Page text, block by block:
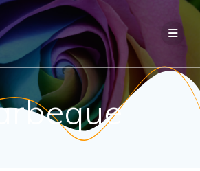
Ga
naar
de
inhoud